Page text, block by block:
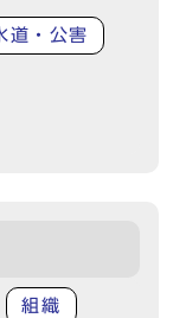
道・公害
組織